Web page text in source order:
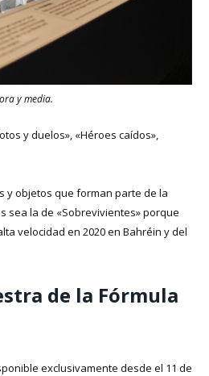
y media.
y duelos», «Héroes caídos»,
y objetos que forman parte de la
sea la de «Sobrevivientes» porque
velocidad en 2020 en Bahréin y del
de la Fórmula
exclusivamente desde el 11 de